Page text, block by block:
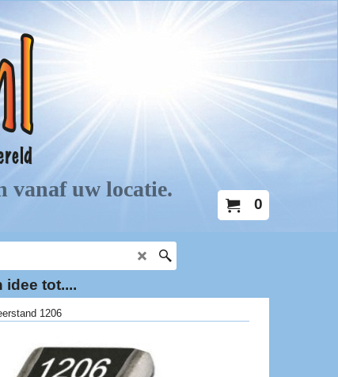
0
idee tot....
1206